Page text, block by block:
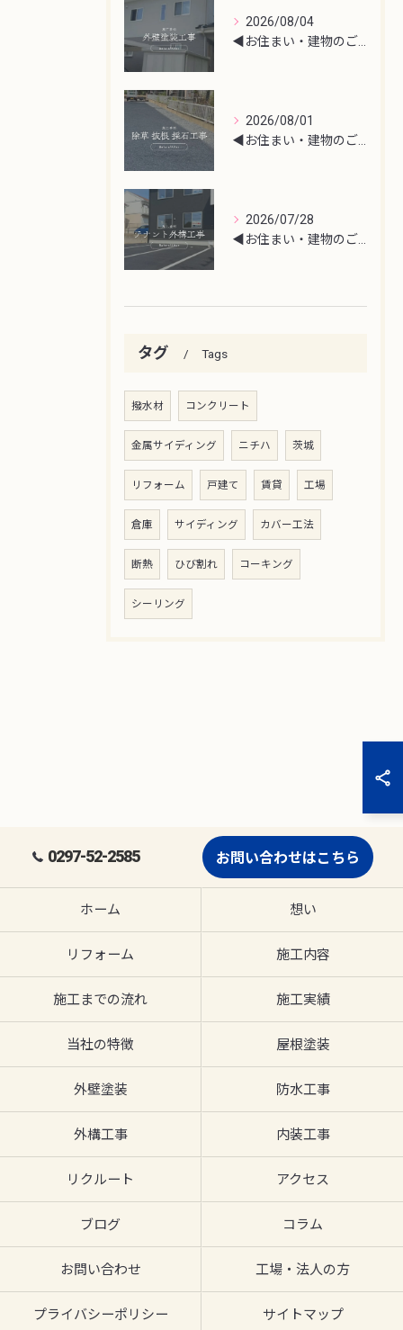
2026/08/04
2026/08/01
2026/07/28
タグ Tags
撥水材 コンクリート
金属サイディング ニチハ 茨城
リフォーム 戸建て 賃貸 工場
倉庫 サイディング カバー工法
断熱 ひび割れ コーキング
シーリング
0297-52-2585 お問い合わせはこちら
ホーム 想い
リフォーム 施工内容
施工までの流れ 施工実績
当社の特徴 屋根塗装
外壁塗装 防水工事
外構工事 内装工事
リクルート アクセス
ブログ コラム
お問い合わせ 工場・法人の方
プライバシーポリシー サイトマップ